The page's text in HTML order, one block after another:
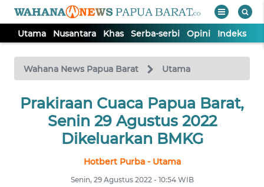
Utama Nusantara Khas Serba-serbi Opini Indeks
Wahana News Papua Barat Utama
Prakiraan Cuaca Papua Barat,
Senin 29 Agustus 2022
Dikeluarkan BMKG
Hotbert Purba - Utama
Senin, 29 Agustus 2022 - 10:54 WIB
TV
Tutup
UTAMA
NUSANTARA